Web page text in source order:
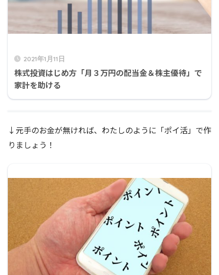
2021年1月11日
株式投資はじめ方「月３万円の配当金＆株主優待」で
家計を助ける
↓元手のお金が無ければ、わたしのように「ポイ活」で作
りましょう！